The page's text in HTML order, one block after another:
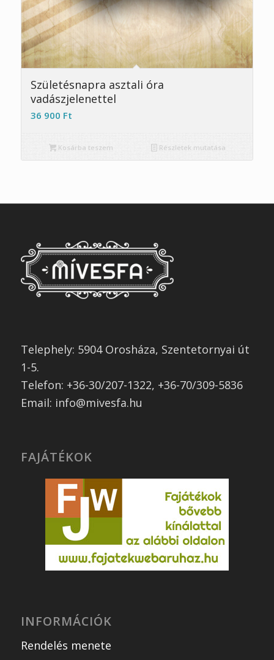
5.00
Születésnapra asztali óra
vadászjelenettel
36 900 Ft
Kosárba teszem Részletek mutatása
Telephely: 5904 Orosháza, Szentetornyai út
1-5.
Telefon: +36-30/207-1322, +36-70/309-5836
Email: info@mivesfa.hu
FAJÁTÉKOK
INFORMÁCIÓK
Rendelés menete